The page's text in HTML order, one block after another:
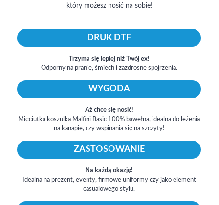
który możesz nosić na sobie!
DRUK DTF
Trzyma się lepiej niż Twój ex!
Odporny na pranie, śmiech i zazdrosne spojrzenia.
WYGODA
Aż chce się nosić!
Mięciutka koszulka Malfini Basic 100% bawełna, idealna do leżenia
na kanapie, czy wspinania się na szczyty!
ZASTOSOWANIE
Na każdą okazję!
Idealna na prezent, eventy, firmowe uniformy czy jako element
casualowego stylu.